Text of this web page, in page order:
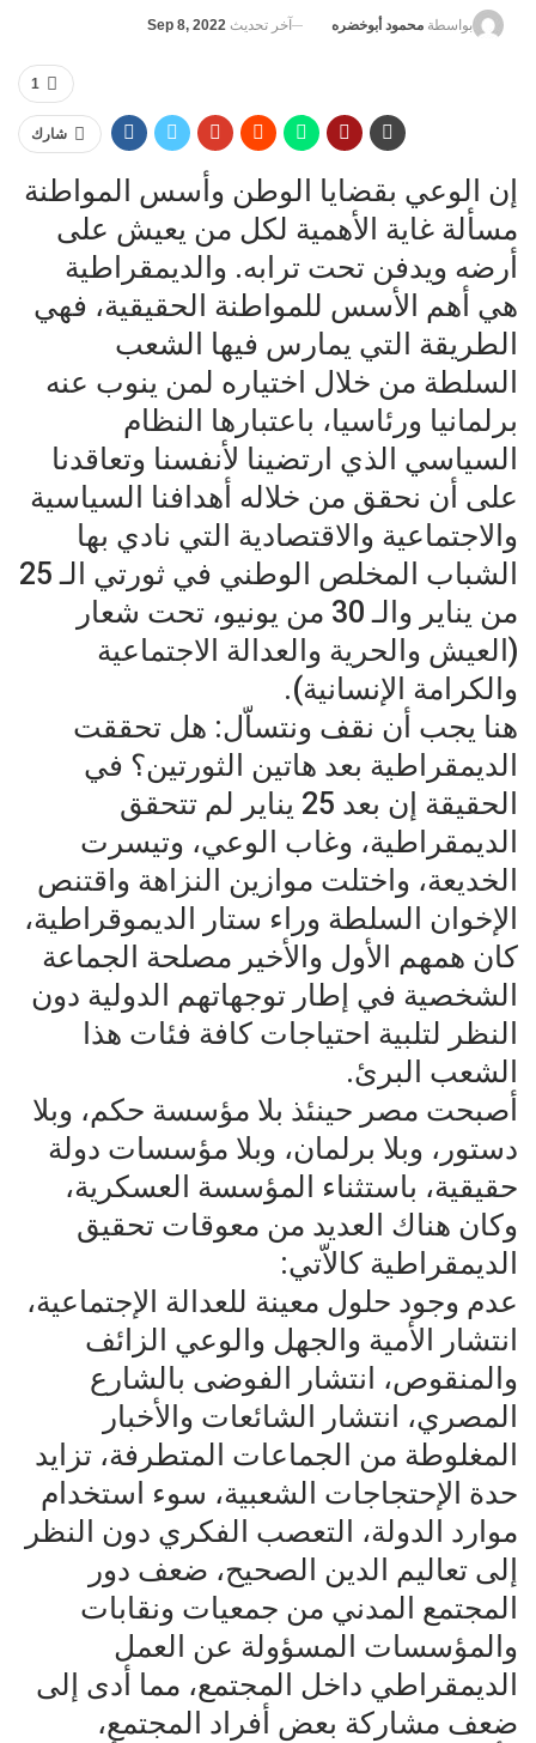
بواسطة محمود أبوخضره آخر تحديث Sep 8, 2022
1
شارك
إن الوعي بقضايا الوطن وأسس المواطنة
مسألة غاية الأهمية لكل من يعيش على
أرضه ويدفن تحت ترابه. والديمقراطية
هي أهم الأسس للمواطنة الحقيقية، فهي
الطريقة التي يمارس فيها الشعب
السلطة من خلال اختياره لمن ينوب عنه
برلمانيا ورئاسيا، باعتبارها النظام
السياسي الذي ارتضينا لأنفسنا وتعاقدنا
على أن نحقق من خلاله أهدافنا السياسية
والاجتماعية والاقتصادية التي نادي بها
الشباب المخلص الوطني في ثورتي الـ 25
من يناير والـ 30 من يونيو، تحت شعار
(العيش والحرية والعدالة الاجتماعية
والكرامة الإنسانية).
هنا يجب أن نقف ونتساّل: هل تحققت
الديمقراطية بعد هاتين الثورتين؟ في
الحقيقة إن بعد 25 يناير لم تتحقق
الديمقراطية، وغاب الوعي، وتيسرت
الخديعة، واختلت موازين النزاهة واقتنص
الإخوان السلطة وراء ستار الديموقراطية،
كان همهم الأول والأخير مصلحة الجماعة
الشخصية في إطار توجهاتهم الدولية دون
النظر لتلبية احتياجات كافة فئات هذا
الشعب البرئ.
أصبحت مصر حينئذ بلا مؤسسة حكم، وبلا
دستور، وبلا برلمان، وبلا مؤسسات دولة
حقيقية، باستثناء المؤسسة العسكرية،
وكان هناك العديد من معوقات تحقيق
الديمقراطية كالاّتي:
عدم وجود حلول معينة للعدالة الإجتماعية،
انتشار الأمية والجهل والوعي الزائف
والمنقوص، انتشار الفوضى بالشارع
المصري، انتشار الشائعات والأخبار
المغلوطة من الجماعات المتطرفة، تزايد
حدة الإحتجاجات الشعبية، سوء استخدام
موارد الدولة، التعصب الفكري دون النظر
إلى تعاليم الدين الصحيح، ضعف دور
المجتمع المدني من جمعيات ونقابات
والمؤسسات المسؤولة عن العمل
الديمقراطي داخل المجتمع، مما أدى إلى
ضعف مشاركة بعض أفراد المجتمع،